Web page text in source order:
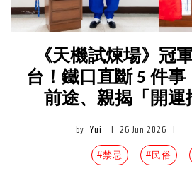
《天機試煉場》冠
台！鐵口直斷 5 件
前途、親揭「開運
by Yui 26 Jun 2026
#禁忌 #民俗